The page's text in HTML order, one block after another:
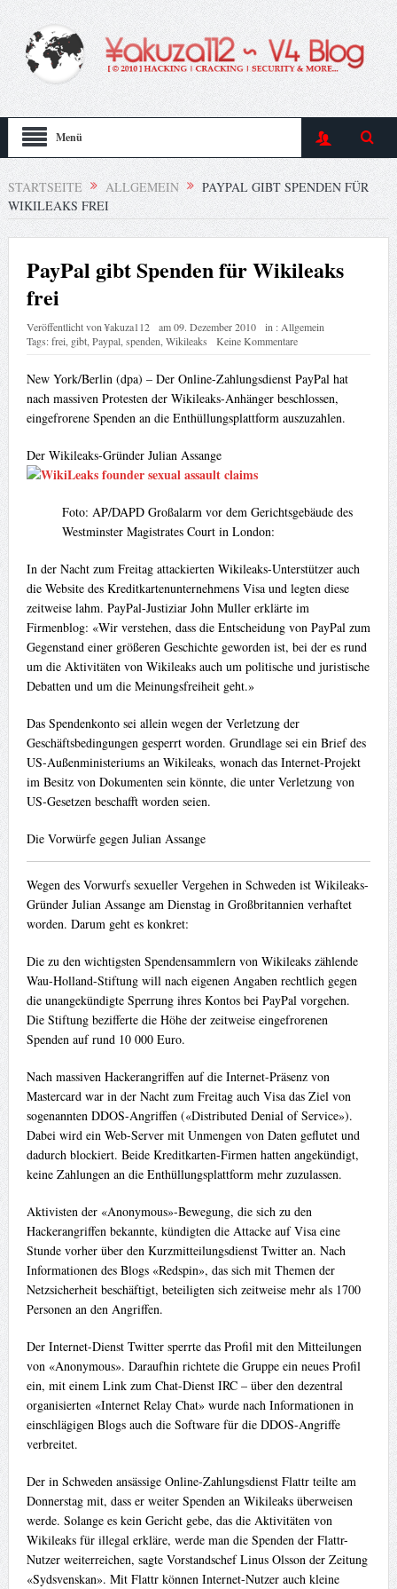
Menü
STARTSEITE ALLGEMEIN
PAYPAL GIBT SPENDEN FÜR
WIKILEAKS FREI
PayPal gibt Spenden für Wikileaks
frei
Veröffentlicht von¥akuza112 am09. Dezember 2010 in : Allgemein
Tags:frei gibt, Paypal, spenden Wikileaks Keine Kommentare
New York/Berlin (dpa) – Der Online-Zahlungsdienst PayPal hat
nach massiven Protesten der Wikileaks-Anhänger beschlossen,
eingefrorene Spenden an die Enthüllungsplattform auszuzahlen.
Der Wikileaks-Gründer Julian Assange
Foto: AP/DAPDGroßalarm vor dem Gerichtsgebäude des
Westminster Magistrates Court in London:
In der Nacht zum Freitag attackierten Wikileaks-Unterstützer auch
die Website des Kreditkartenunternehmens Visa und legten diese
zeitweise lahm. PayPal-Justiziar John Muller erklärte im
Firmenblog: «Wir verstehen, dass die Entscheidung von PayPal zum
Gegenstand einer größeren Geschichte geworden ist, bei der es rund
um die Aktivitäten von Wikileaks auch um politische und juristische
Debatten und um die Meinungsfreiheit geht.»
Das Spendenkonto sei allein wegen der Verletzung der
Geschäftsbedingungen gesperrt worden. Grundlage sei ein Brief des
US-Außenministeriums an Wikileaks, wonach das Internet-Projekt
im Besitz von Dokumenten sein könnte, die unter Verletzung von
US-Gesetzen beschafft worden seien.
Die Vorwürfe gegen Julian Assange
Wegen des Vorwurfs sexueller Vergehen in Schweden ist Wikileaks-
Gründer Julian Assange am Dienstag in Großbritannien verhaftet
worden. Darum geht es konkret:
Die zu den wichtigsten Spendensammlern von Wikileaks zählende
Wau-Holland-Stiftung will nach eigenen Angaben rechtlich gegen
die unangekündigte Sperrung ihres Kontos bei PayPal vorgehen.
Die Stiftung bezifferte die Höhe der zeitweise eingefrorenen
Spenden auf rund 10 000 Euro.
Nach massiven Hackerangriffen auf die Internet-Präsenz von
Mastercard war in der Nacht zum Freitag auch Visa das Ziel von
sogenannten DDOS-Angriffen («Distributed Denial of Service»).
Dabei wird ein Web-Server mit Unmengen von Daten geflutet und
dadurch blockiert. Beide Kreditkarten-Firmen hatten angekündigt,
keine Zahlungen an die Enthüllungsplattform mehr zuzulassen.
Aktivisten der «Anonymous»-Bewegung, die sich zu den
Hackerangriffen bekannte, kündigten die Attacke auf Visa eine
Stunde vorher über den Kurzmitteilungsdienst Twitter an. Nach
Informationen des Blogs «Redspin», das sich mit Themen der
Netzsicherheit beschäftigt, beteiligten sich zeitweise mehr als 1700
Personen an den Angriffen.
Der Internet-Dienst Twitter sperrte das Profil mit den Mitteilungen
von «Anonymous». Daraufhin richtete die Gruppe ein neues Profil
ein, mit einem Link zum Chat-Dienst IRC – über den dezentral
organisierten «Internet Relay Chat» wurde nach Informationen in
einschlägigen Blogs auch die Software für die DDOS-Angriffe
verbreitet.
Der in Schweden ansässige Online-Zahlungsdienst Flattr teilte am
Donnerstag mit, dass er weiter Spenden an Wikileaks überweisen
werde. Solange es kein Gericht gebe, das die Aktivitäten von
Wikileaks für illegal erkläre, werde man die Spenden der Flattr-
Nutzer weiterreichen, sagte Vorstandschef Linus Olsson der Zeitung
«Sydsvenskan». Mit Flattr können Internet-Nutzer auch kleine